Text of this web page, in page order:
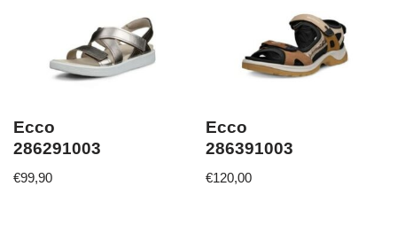
Ecco
286291003
€99,90
Ecco
286391003
€120,00